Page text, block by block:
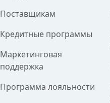
Поставщикам
Кредитные программы
Маркетинговая
поддержка
Программа лояльности